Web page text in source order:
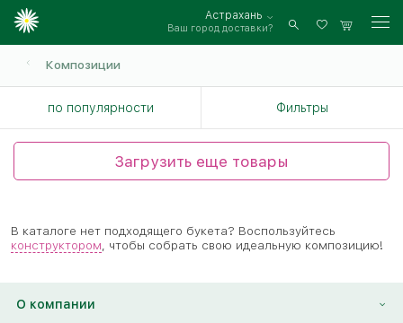
Астрахань
Ваш город доставки? Войти
Композиции
по популярности Фильтры
Загрузить еще товары
В каталоге нет подходящего букета? Воспользуйтесь
конструктором, чтобы собрать свою идеальную композицию!
О компании